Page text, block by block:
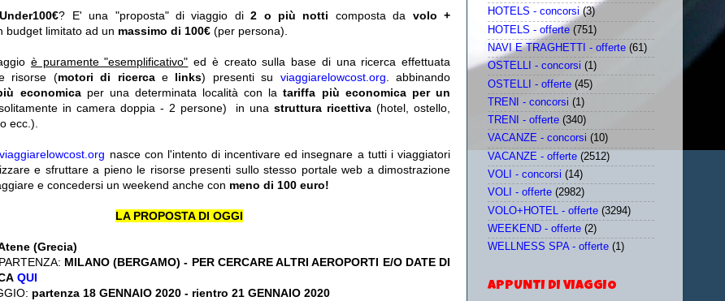
? E' una "proposta" di viaggio di2 o più notti composta da volo +
budget limitato ad un massimo di 100€ (per persona).
è puramente "esemplificativo" ed è creato sulla base di una ricerca effettuata
risorse (motori di ricerca e links) presenti su viaggiarelowcost.org . abbinando
economicaper una determinata località con latariffa più economica per un
in camera doppia - 2 persone) in unastruttura ricettiva (hotel, ostello,
ecc.).
viaggiarelowcost.org nasce con l'intento di incentivare ed insegnare a tutti i viaggiatori
e sfruttare a pieno le risorse presenti sullo stesso portale web a dimostrazione
e concedersi un weekend anche con meno di 100 euro!
LA PROPOSTA DI OGGI
(Grecia)
MILANO (BERGAMO) - PER CERCARE ALTRI AEROPORTI E/O DATE DI
QUI
partenza 18 GENNAIO 2020 - rientro 21 GENNAIO 2020
HOTELS - concorsi (3)
HOTELS - offerte (751)
NAVI E TRAGHETTI - offerte (61)
OSTELLI - concorsi (1)
OSTELLI - offerte (45)
TRENI - concorsi (1)
TRENI - offerte (340)
VACANZE - concorsi (10)
VACANZE - offerte (2512)
VOLI - concorsi (14)
VOLI - offerte (2982)
VOLO+HOTEL - offerte (3294)
WEEKEND - offerte (2)
WELLNESS SPA - offerte (1)
APPUNTI DI VIAGGIO